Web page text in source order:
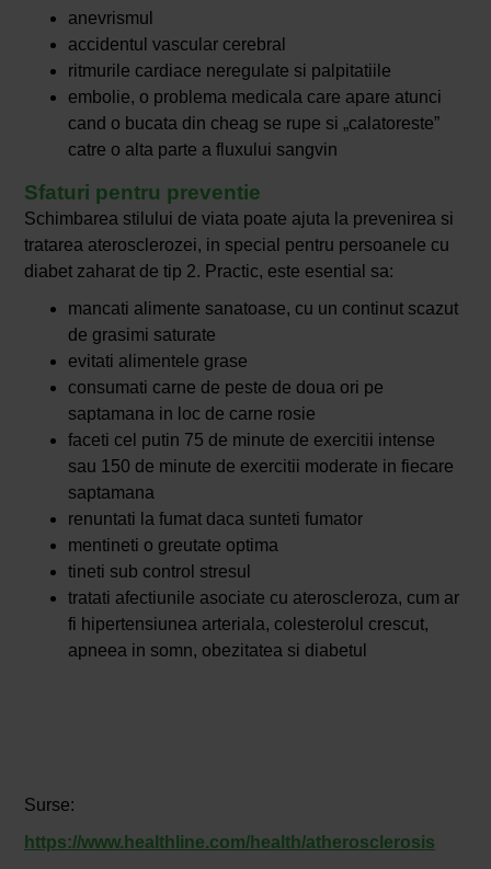
anevrismul
accidentul vascular cerebral
ritmurile cardiace neregulate si palpitatiile
embolie, o problema medicala care apare atunci
cand o bucata din cheag se rupe si „calatoreste”
catre o alta parte a fluxului sangvin
Sfaturi pentru preventie
Schimbarea stilului de viata poate ajuta la prevenirea si
tratarea aterosclerozei, in special pentru persoanele cu
diabet zaharat de tip 2. Practic, este esential sa:
mancati alimente sanatoase, cu un continut scazut
de grasimi saturate
evitati alimentele grase
consumati carne de peste de doua ori pe
saptamana in loc de carne rosie
faceti cel putin 75 de minute de exercitii intense
sau 150 de minute de exercitii moderate in fiecare
saptamana
renuntati la fumat daca sunteti fumator
mentineti o greutate optima
tineti sub control stresul
tratati afectiunile asociate cu ateroscleroza, cum ar
fi hipertensiunea arteriala, colesterolul crescut,
apneea in somn, obezitatea si diabetul
Surse:
https://www.healthline.com/health/atherosclerosis